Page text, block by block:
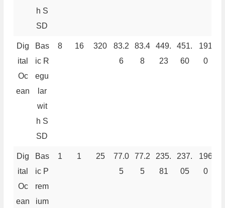
h S
SD
Dig
ital
Oc
ean
Bas
ic R
egu
lar
wit
h S
SD
8 16 320
83.2
6
83.4
8
449.
23
451.
60
191
0
Dig
ital
Oc
ean
Bas
ic P
rem
ium
1 1 25
77.0
5
77.2
5
235.
81
237.
05
196
0